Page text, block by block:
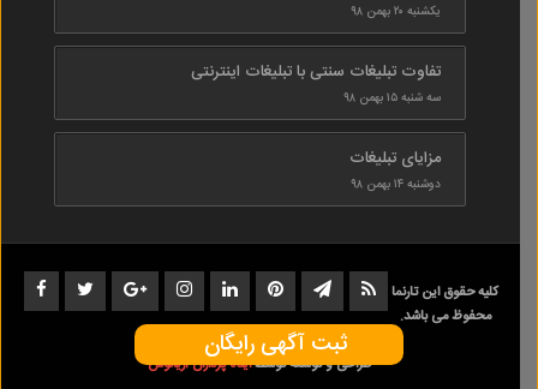
یکشنبه ۲۰ بهمن ۹۸
تفاوت تبلیغات سنتی با تبلیغات اینترنتی
سه شنبه ۱۵ بهمن ۹۸
مزایای تبلیغات
دوشنبه ۱۴ بهمن ۹۸
کلیه حقوق این تارنما
محفوظ می باشد.
1402-1398
طراحی و توسعه توسطایده پردازان آریانوس
ثبت آگهی رایگان